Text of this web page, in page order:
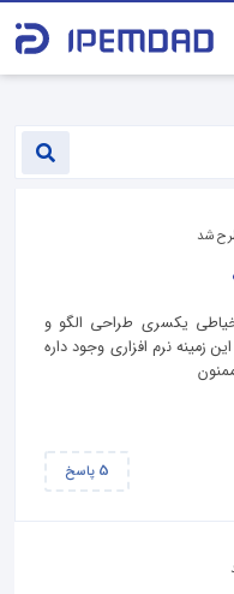
شد
یکسری طراحی الگو و
زمینه نرم افزاری وجود داره
5 پاسخ